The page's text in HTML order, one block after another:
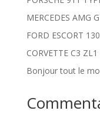
MERCEDES AMG
FORD ESCORT
CORVETTE C3 ZL1
Bonjour tout le